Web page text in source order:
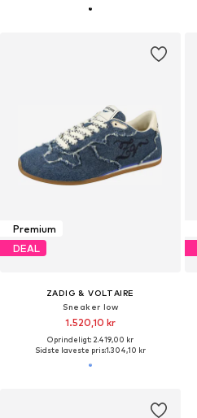
Premium
DEAL
ZADIG & VOLTAIRE
Sneaker low
1.520,10 kr
Oprindeligt: 2.419,00 kr
Sidste laveste pris:1.304,10 kr